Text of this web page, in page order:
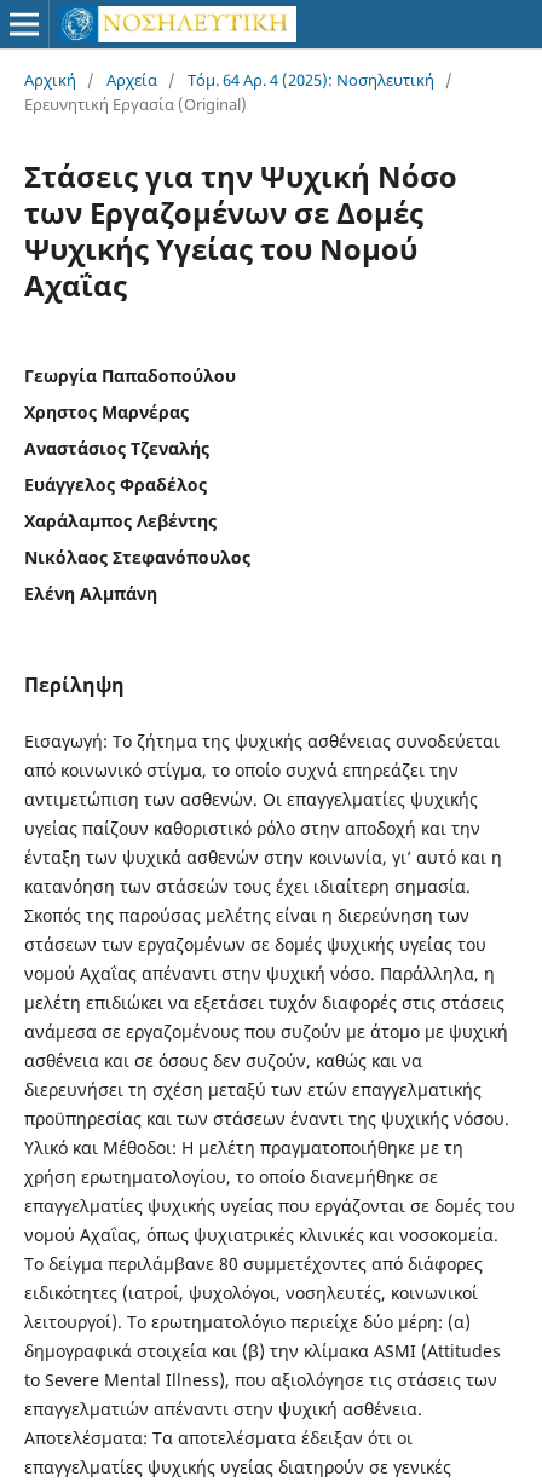
Αρχική / Αρχεία / Τόμ. 64 Αρ. 4 (2025): Νοσηλευτική
/
Ερευνητική Εργασία (Original)
Στάσεις για την Ψυχική Νόσο
των Εργαζομένων σε Δομές
Ψυχικής Υγείας του Νομού
Αχαΐας
Γεωργία Παπαδοπούλου
Χρηστος Μαρνέρας
Αναστάσιος Τζεναλής
Ευάγγελος Φραδέλος
Χαράλαμπος Λεβέντης
Νικόλαος Στεφανόπουλος
Ελένη Αλμπάνη
Περίληψη
Εισαγωγή: Το ζήτημα της ψυχικής ασθένειας συνοδεύεται
από κοινωνικό στίγμα, το οποίο συχνά επηρεάζει την
αντιμετώπιση των ασθενών. Οι επαγγελματίες ψυχικής
υγείας παίζουν καθοριστικό ρόλο στην αποδοχή και την
ένταξη των ψυχικά ασθενών στην κοινωνία, γι’ αυτό και η
κατανόηση των στάσεών τους έχει ιδιαίτερη σημασία.
Σκοπός της παρούσας μελέτης είναι η διερεύνηση των
στάσεων των εργαζομένων σε δομές ψυχικής υγείας του
νομού Αχαΐας απέναντι στην ψυχική νόσο. Παράλληλα, η
μελέτη επιδιώκει να εξετάσει τυχόν διαφορές στις στάσεις
ανάμεσα σε εργαζομένους που συζούν με άτομο με ψυχική
ασθένεια και σε όσους δεν συζούν, καθώς και να
διερευνήσει τη σχέση μεταξύ των ετών επαγγελματικής
προϋπηρεσίας και των στάσεων έναντι της ψυχικής νόσου.
Υλικό και Μέθοδοι: Η μελέτη πραγματοποιήθηκε με τη
χρήση ερωτηματολογίου, το οποίο διανεμήθηκε σε
επαγγελματίες ψυχικής υγείας που εργάζονται σε δομές του
νομού Αχαΐας, όπως ψυχιατρικές κλινικές και νοσοκομεία.
Το δείγμα περιλάμβανε 80 συμμετέχοντες από διάφορες
ειδικότητες (ιατροί, ψυχολόγοι, νοσηλευτές, κοινωνικοί
λειτουργοί). Το ερωτηματολόγιο περιείχε δύο μέρη: (α)
δημογραφικά στοιχεία και (β) την κλίμακα ASMI (Attitudes
to Severe Mental Illness), που αξιολόγησε τις στάσεις των
επαγγελματιών απέναντι στην ψυχική ασθένεια.
Αποτελέσματα: Τα αποτελέσματα έδειξαν ότι οι
επαγγελματίες ψυχικής υγείας διατηρούν σε γενικές